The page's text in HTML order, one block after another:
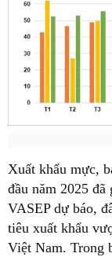
Xuất khẩu mực,
đầu năm 2025
VASEP dự báo,
tiêu xuất khẩu
Việt Nam. Trong